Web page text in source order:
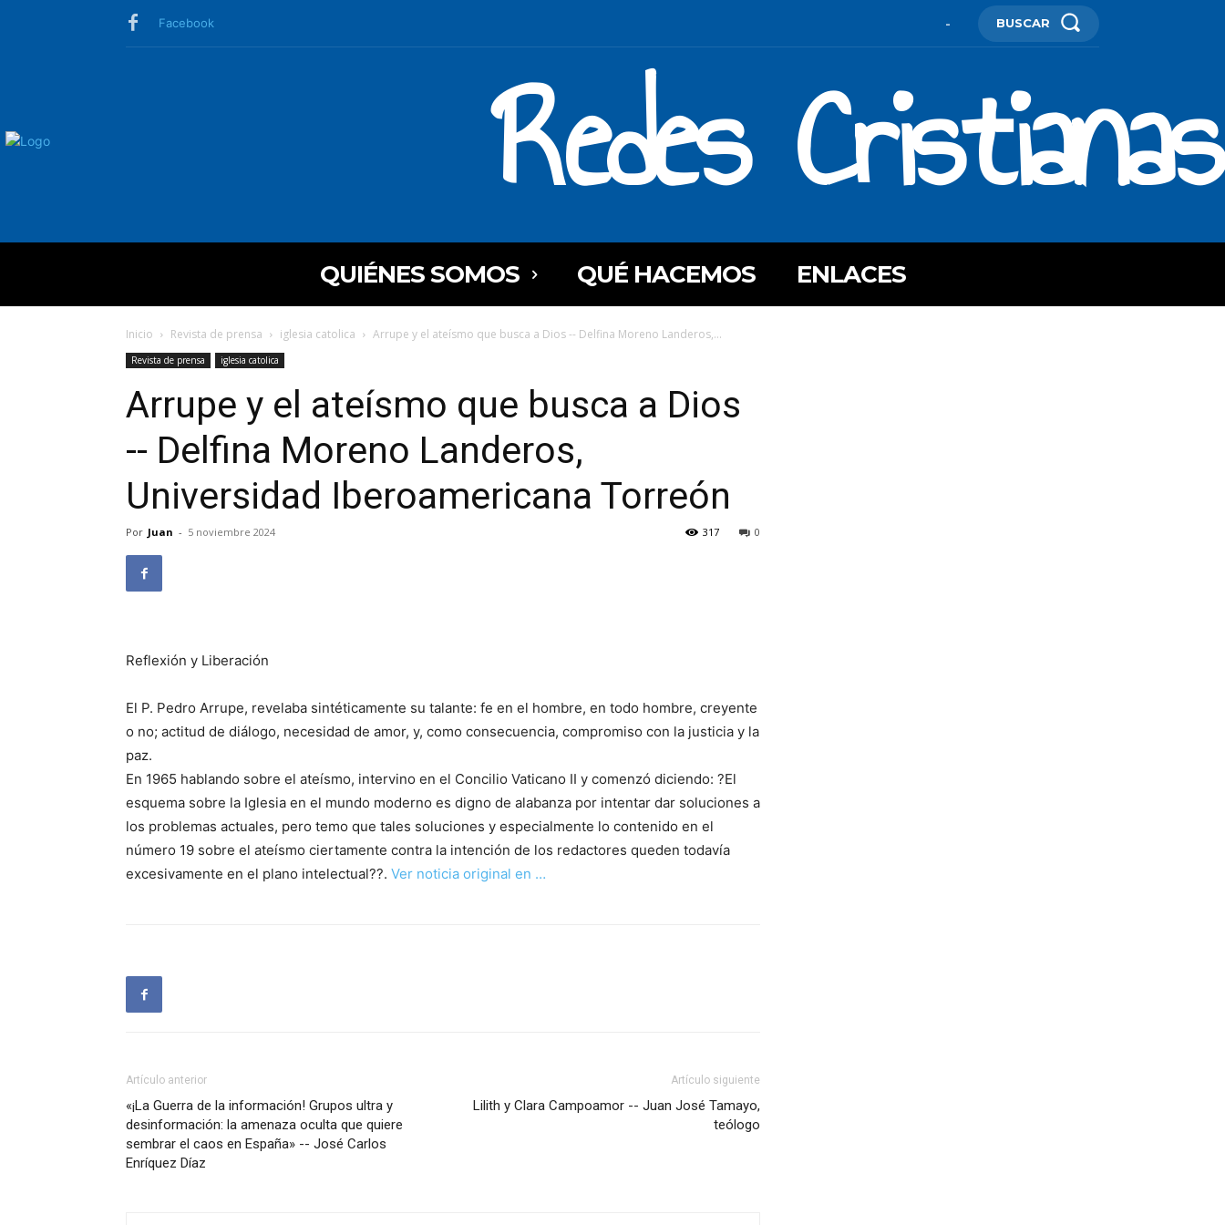
Facebook - BUSCAR
Redes Cristianas
QUIÉNES SOMOS QUÉ HACEMOS ENLACES
Inicio Revista de prensa iglesia catolica Arrupe y el ateísmo que busca a Dios -- Delfina Moreno Landeros,...
Revista de prensa iglesia catolica
Arrupe y el ateísmo que busca a Dios
-- Delfina Moreno Landeros,
Universidad Iberoamericana Torreón
Por Juan - 5 noviembre 2024 0
317
Reflexión y Liberación
El P. Pedro Arrupe, revelaba sintéticamente su talante: fe en el hombre, en todo hombre, creyente
o no; actitud de diálogo, necesidad de amor, y, como consecuencia, compromiso con la justicia y la
paz.
En 1965 hablando sobre el ateísmo, intervino en el Concilio Vaticano II y comenzó diciendo: ?El
esquema sobre la Iglesia en el mundo moderno es digno de alabanza por intentar dar soluciones a
los problemas actuales, pero temo que tales soluciones y especialmente lo contenido en el
número 19 sobre el ateísmo ciertamente contra la intención de los redactores queden todavía
excesivamente en el plano intelectual??. Ver noticia original en …
Artículo anterior
«¡La Guerra de la información! Grupos ultra y
desinformación: la amenaza oculta que quiere
sembrar el caos en España» -- José Carlos
Enríquez Díaz
Artículo siguiente
Lilith y Clara Campoamor -- Juan José Tamayo,
teólogo